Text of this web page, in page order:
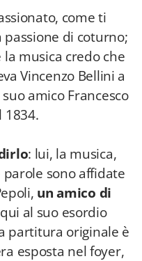
come ti
passione di coturno;
musica credo che
Vincenzo Bellini a
amico Francesco
1834.
: lui, la musica,
parole sono affidate
un amico di
al suo esordio
partitura originale è
esposta nel foyer,